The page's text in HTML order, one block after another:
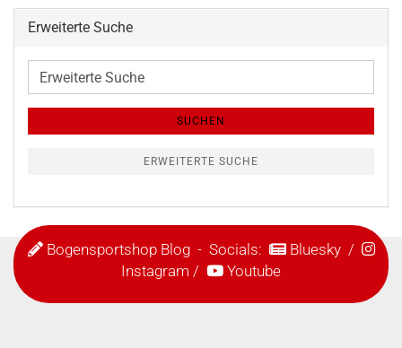
Erweiterte Suche
Erweiterte
Suche
SUCHEN
ERWEITERTE SUCHE
Bogensportshop Blog- Socials: Bluesky/
Instagram / Youtube